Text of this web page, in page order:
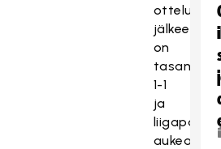
jälkeen
on
tasan
1-1
ja
liigapaikka
aukeaa